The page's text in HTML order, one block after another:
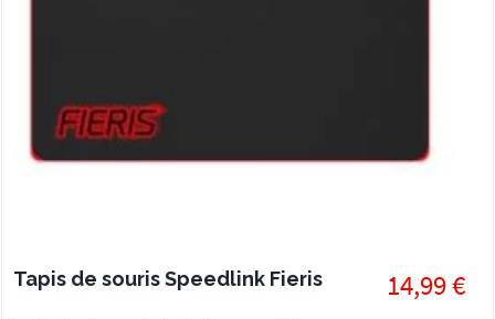
Tapis de souris Speedlink Fieris 14,99 €